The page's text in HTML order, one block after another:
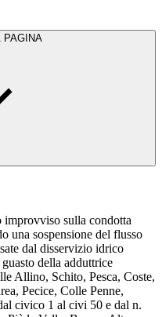
PAGINA
improvviso sulla condotta
una sospensione del flusso
dal disservizio idrico
della adduttrice
Allino, Schito, Pesca, Coste,
Pecice, Colle Penne,
civico 1 al civi 50 e dal n.